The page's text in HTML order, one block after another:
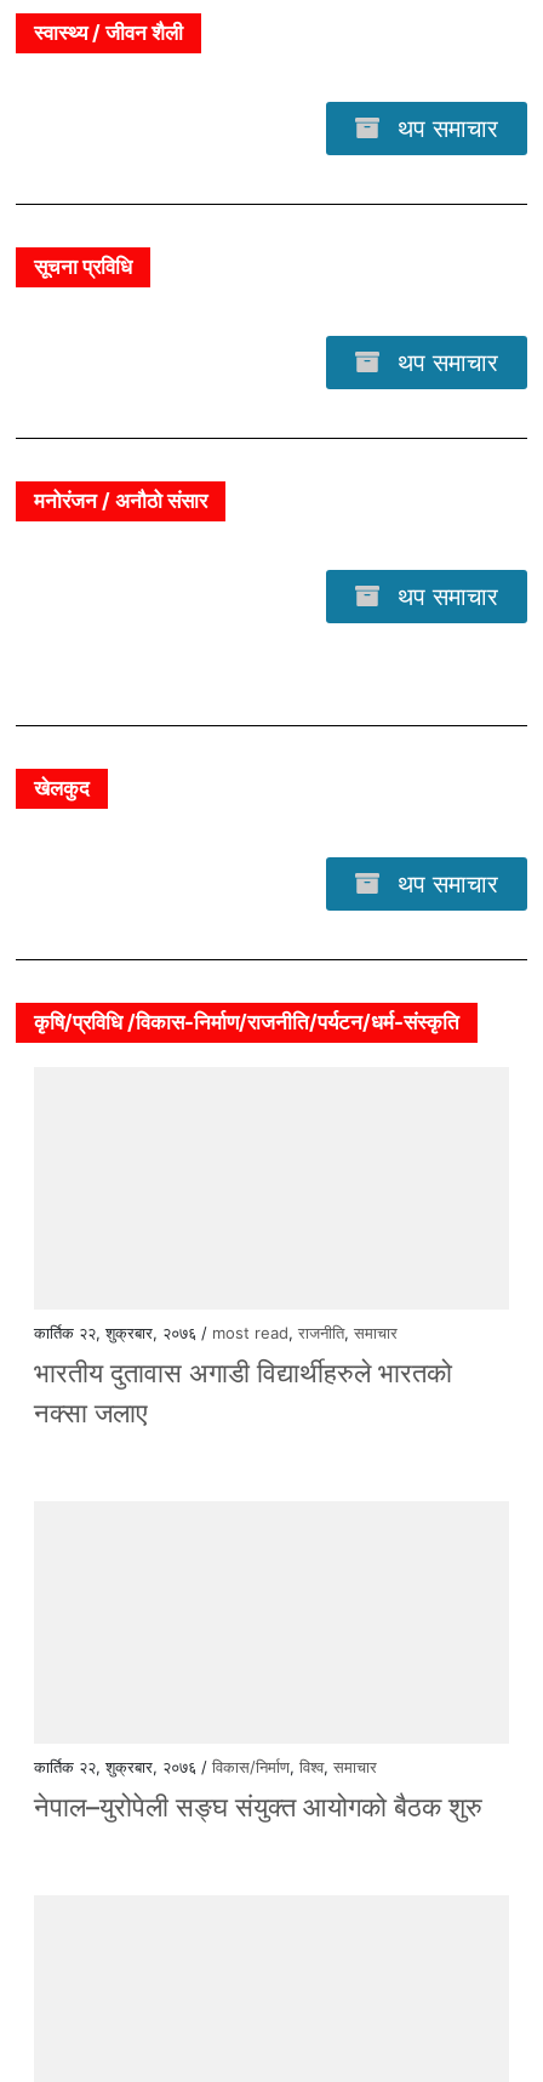
स्वास्थ्य / जीवन शैली
थप समाचार
सूचना प्रविधि
थप समाचार
मनोरंजन / अनौठो संसार
थप समाचार
खेलकुद
थप समाचार
कृषि/प्रविधि /विकास-निर्माण/राजनीति/पर्यटन/धर्म-संस्कृति
कार्तिक २२, शुक्रबार, २०७६ / most read,राजनीति,समाचार
भारतीय दुतावास अगाडी विद्यार्थीहरुले भारतको
नक्सा जलाए
कार्तिक २२, शुक्रबार, २०७६ /विकास/निर्माण,विश्व,समाचार
नेपाल–युरोपेली सङ्घ संयुक्त आयोगको बैठक शुरु